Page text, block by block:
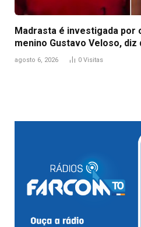
Madrasta é investigada por
menino Gustavo Veloso, diz
agosto 6, 2026 0 Visitas